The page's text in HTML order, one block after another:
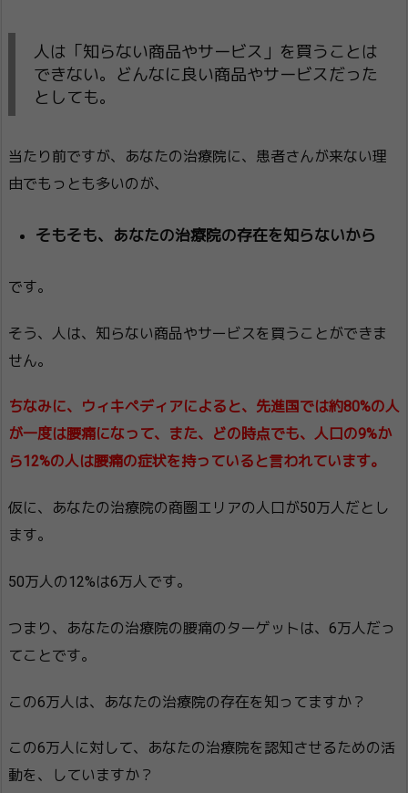
人は「知らない商品やサービス」を買うことは
できない。どんなに良い商品やサービスだった
としても。
当たり前ですが、あなたの治療院に、患者さんが来ない理
由でもっとも多いのが、
そもそも、あなたの治療院の存在を知らないから
です。
そう、人は、知らない商品やサービスを買うことができま
せん。
ちなみに、ウィキペディアによると、先進国では約80%の人
が一度は腰痛になって、また、どの時点でも、人口の9%か
ら12%の人は腰痛の症状を持っていると言われています。
仮に、あなたの治療院の商圏エリアの人口が50万人だとし
ます。
50万人の12%は6万人です。
つまり、あなたの治療院の腰痛のターゲットは、6万人だっ
てことです。
この6万人は、あなたの治療院の存在を知ってますか？
この6万人に対して、あなたの治療院を認知させるための活
動を、していますか？